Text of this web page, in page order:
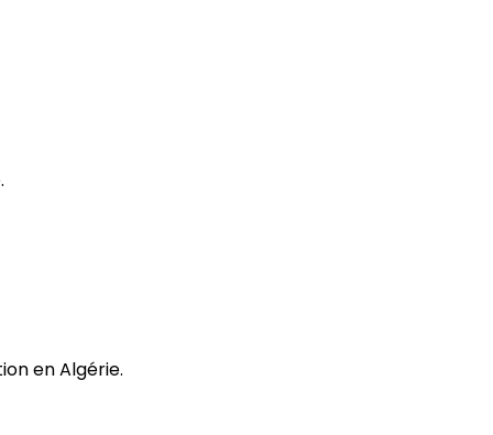
en Algérie.